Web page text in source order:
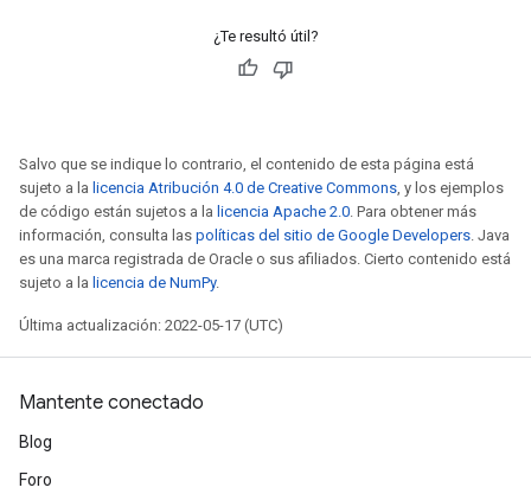
¿Te resultó útil?
Salvo que se indique lo contrario, el contenido de esta página está
sujeto a la licencia Atribución 4.0 de Creative Commons, y los ejemplos
de código están sujetos a la licencia Apache 2.0. Para obtener más
información, consulta las políticas del sitio de Google Developers. Java
es una marca registrada de Oracle o sus afiliados. Cierto contenido está
sujeto a la licencia de NumPy.
Última actualización: 2022-05-17 (UTC)
Mantente conectado
Blog
Foro